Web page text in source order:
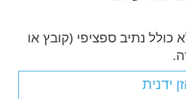
כולל נתיב ספציפי (קובץ או
ידנית